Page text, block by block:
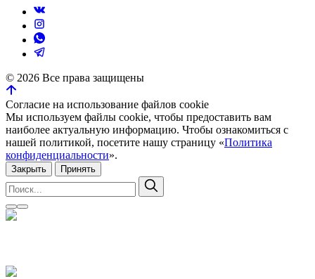
© 2026 Все права защищены
Согласие на использование файлов cookie
Мы используем файлы cookie, чтобы предоставить вам
наиболее актуальную информацию. Чтобы ознакомиться с
нашей политикой, посетите нашу страницу «Политика
конфиденциальности».
Закрыть Принять
Искать:
Поиск